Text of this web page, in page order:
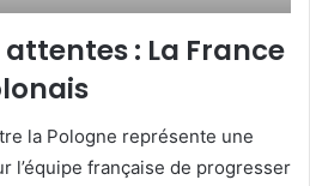
: La France
la Pologne représente une
l’équipe française de progresser